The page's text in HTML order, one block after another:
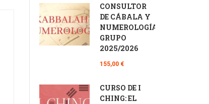
CONSULTOR
DE CÁBALA Y
NUMEROLOGÍA
GRUPO
2025/2026
155,00 €
CURSO DE I
CHING: EL